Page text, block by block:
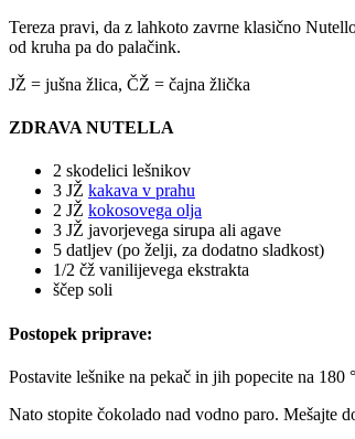
Tereza pravi, da z lahkoto zavrne klasično
od kruha pa do palačink.
JŽ = jušna žlica, ČŽ = čajna žlička
ZDRAVA NUTELLA
2 skodelici lešnikov
3 JŽ kakava v prahu
2 JŽ kokosovega olja
3 JŽ javorjevega sirupa ali agave
5 datljev (po želji, za dodatno sladkost)
1/2 čž vanilijevega ekstrakta
ščep soli
Postopek priprave:
Postavite lešnike na pekač in jih popecite na
Nato stopite čokolado nad vodno paro. Mešajte